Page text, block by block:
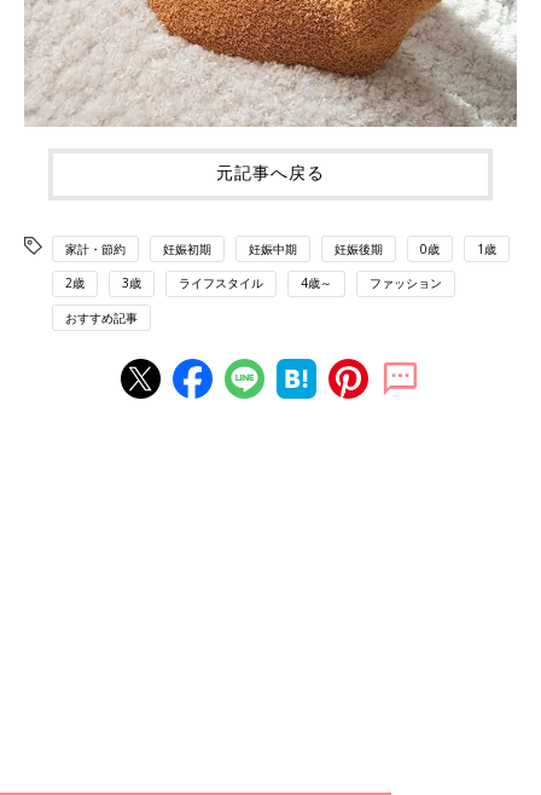
元記事へ戻る
家計・節約 妊娠初期 妊娠中期 妊娠後期 0歳 1歳
2歳 3歳 ライフスタイル 4歳～ ファッション
おすすめ記事